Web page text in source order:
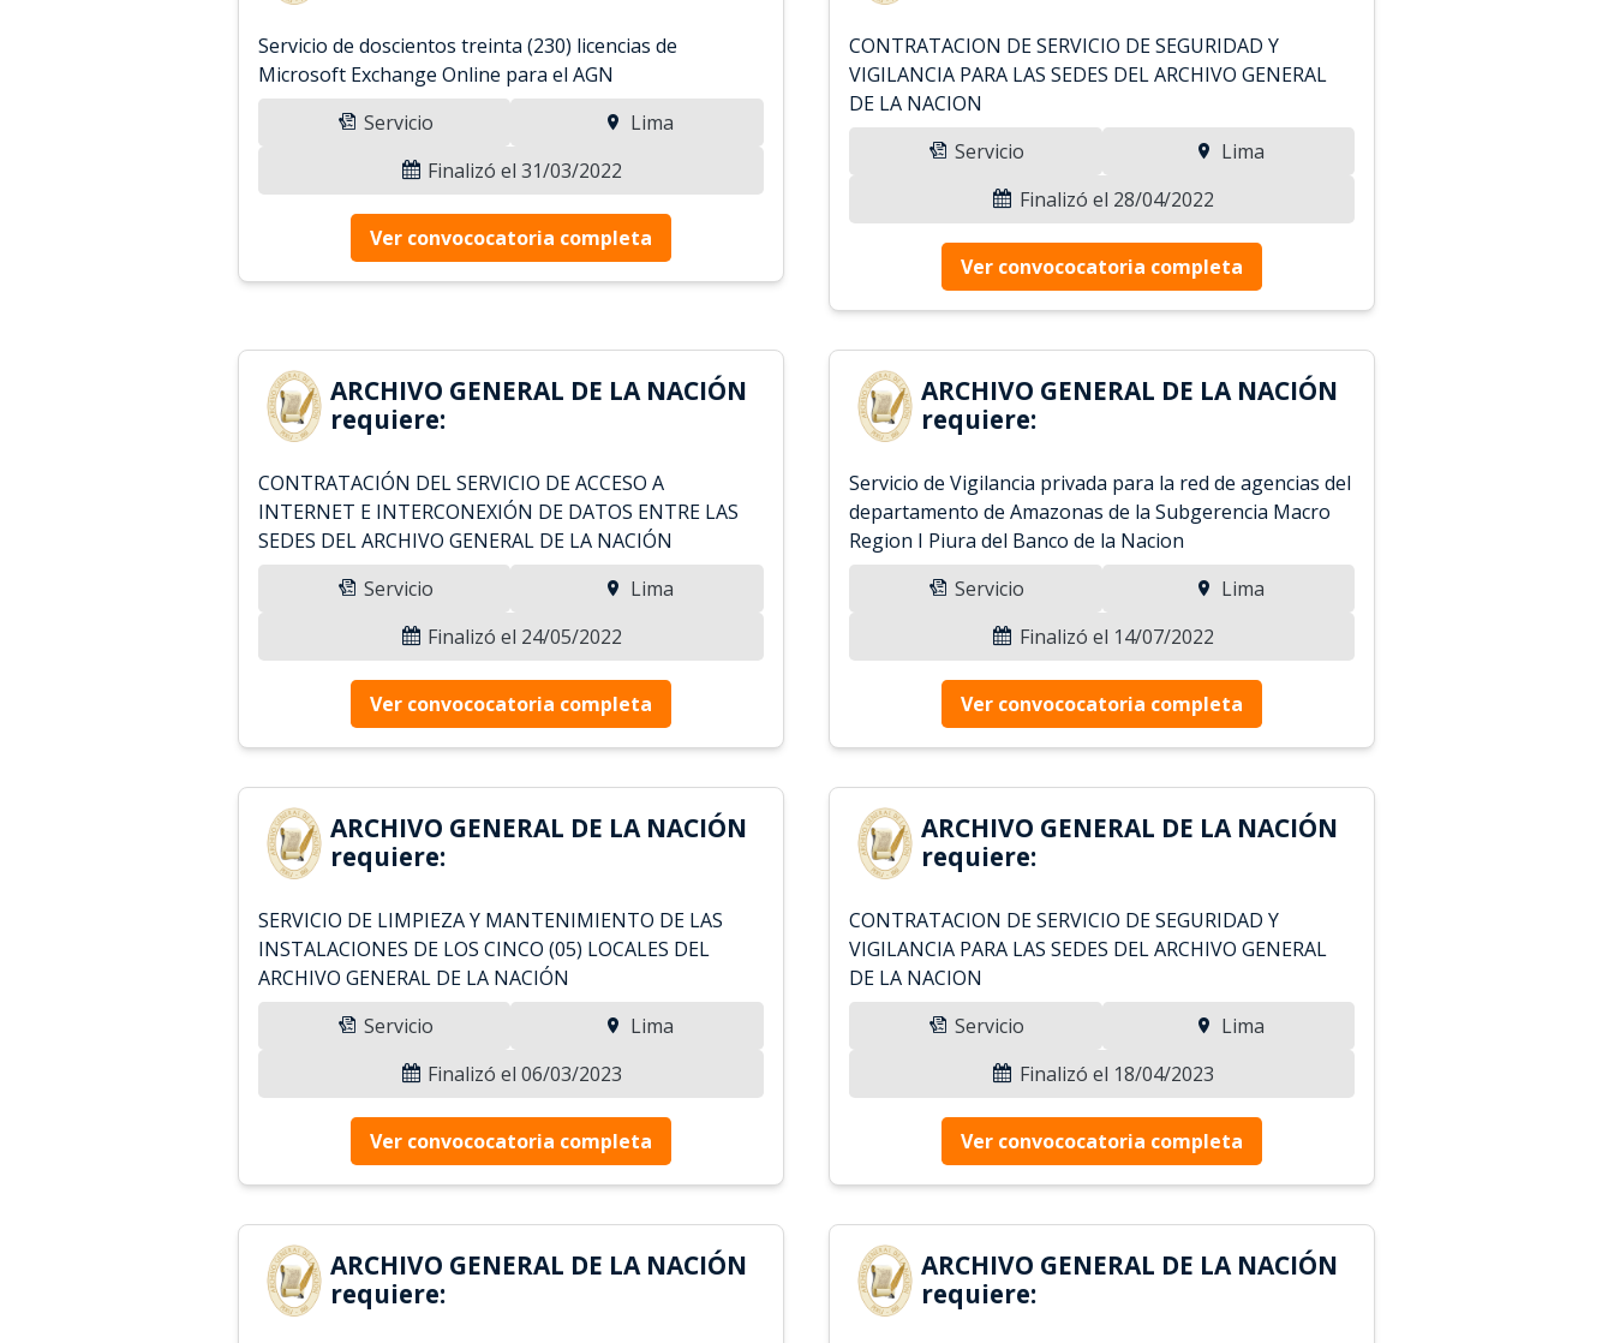
Servicio de doscientos treinta (230) licencias de
Microsoft Exchange Online para el AGN
Servicio
Lima
Finalizó el 31/03/2022
Ver convococatoria completa
CONTRATACION DE SERVICIO DE SEGURIDAD Y
VIGILANCIA PARA LAS SEDES DEL ARCHIVO GENERAL
DE LA NACION
Servicio
Lima
Finalizó el 28/04/2022
Ver convococatoria completa
ARCHIVO GENERAL DE LA NACIÓN
requiere:
CONTRATACIÓN DEL SERVICIO DE ACCESO A
INTERNET E INTERCONEXIÓN DE DATOS ENTRE LAS
SEDES DEL ARCHIVO GENERAL DE LA NACIÓN
Servicio
Lima
Finalizó el 24/05/2022
Ver convococatoria completa
ARCHIVO GENERAL DE LA NACIÓN
requiere:
Servicio de Vigilancia privada para la red de agencias del
departamento de Amazonas de la Subgerencia Macro
Region I Piura del Banco de la Nacion
Servicio
Lima
Finalizó el 14/07/2022
Ver convococatoria completa
ARCHIVO GENERAL DE LA NACIÓN
requiere:
SERVICIO DE LIMPIEZA Y MANTENIMIENTO DE LAS
INSTALACIONES DE LOS CINCO (05) LOCALES DEL
ARCHIVO GENERAL DE LA NACIÓN
Servicio
Lima
Finalizó el 06/03/2023
Ver convococatoria completa
ARCHIVO GENERAL DE LA NACIÓN
requiere:
CONTRATACION DE SERVICIO DE SEGURIDAD Y
VIGILANCIA PARA LAS SEDES DEL ARCHIVO GENERAL
DE LA NACION
Servicio
Lima
Finalizó el 18/04/2023
Ver convococatoria completa
ARCHIVO GENERAL DE LA NACIÓN
requiere:
ARCHIVO GENERAL DE LA NACIÓN
requiere: